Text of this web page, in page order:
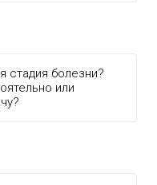
стадия болезни?
или